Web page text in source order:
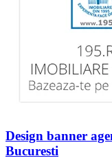
Design banner
Bucuresti